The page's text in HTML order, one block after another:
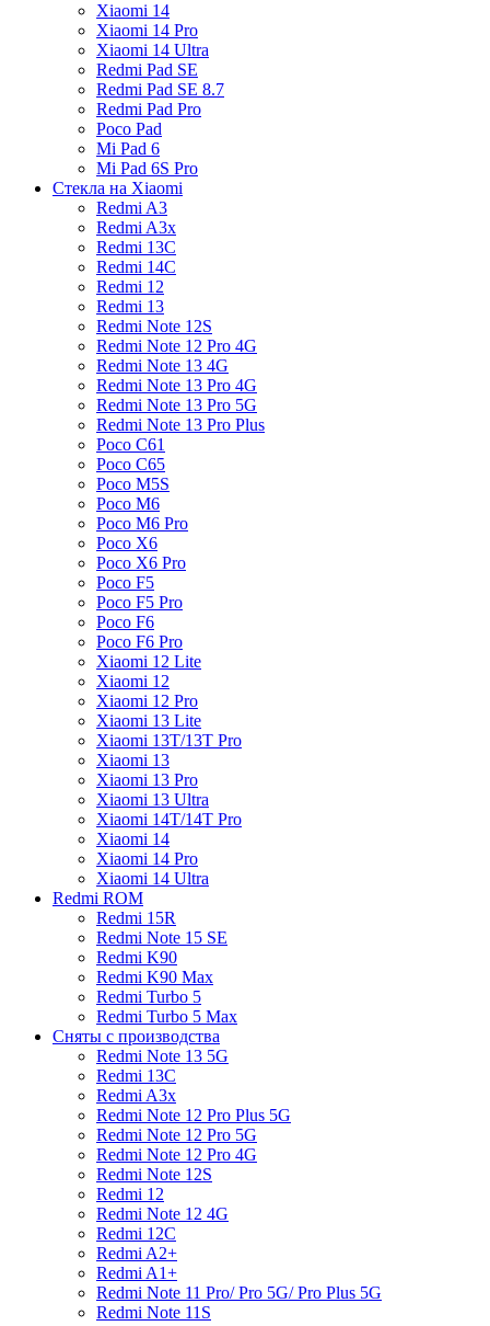
Xiaomi 14
Xiaomi 14 Pro
Xiaomi 14 Ultra
Redmi Pad SE
Redmi Pad SE 8.7
Redmi Pad Pro
Poco Pad
Mi Pad 6
Mi Pad 6S Pro
Стекла на Xiaomi
Redmi A3
Redmi A3x
Redmi 13C
Redmi 14C
Redmi 12
Redmi 13
Redmi Note 12S
Redmi Note 12 Pro 4G
Redmi Note 13 4G
Redmi Note 13 Pro 4G
Redmi Note 13 Pro 5G
Redmi Note 13 Pro Plus
Poco C61
Poco C65
Poco M5S
Poco M6
Poco M6 Pro
Poco X6
Poco X6 Pro
Poco F5
Poco F5 Pro
Poco F6
Poco F6 Pro
Xiaomi 12 Lite
Xiaomi 12
Xiaomi 12 Pro
Xiaomi 13 Lite
Xiaomi 13T/13T Pro
Xiaomi 13
Xiaomi 13 Pro
Xiaomi 13 Ultra
Xiaomi 14T/14T Pro
Xiaomi 14
Xiaomi 14 Pro
Xiaomi 14 Ultra
Redmi ROM
Redmi 15R
Redmi Note 15 SE
Redmi K90
Redmi K90 Max
Redmi Turbo 5
Redmi Turbo 5 Max
Сняты с производства
Redmi Note 13 5G
Redmi 13C
Redmi A3x
Redmi Note 12 Pro Plus 5G
Redmi Note 12 Pro 5G
Redmi Note 12 Pro 4G
Redmi Note 12S
Redmi 12
Redmi Note 12 4G
Redmi 12C
Redmi A2+
Redmi A1+
Redmi Note 11 Pro/ Pro 5G/ Pro Plus 5G
Redmi Note 11S